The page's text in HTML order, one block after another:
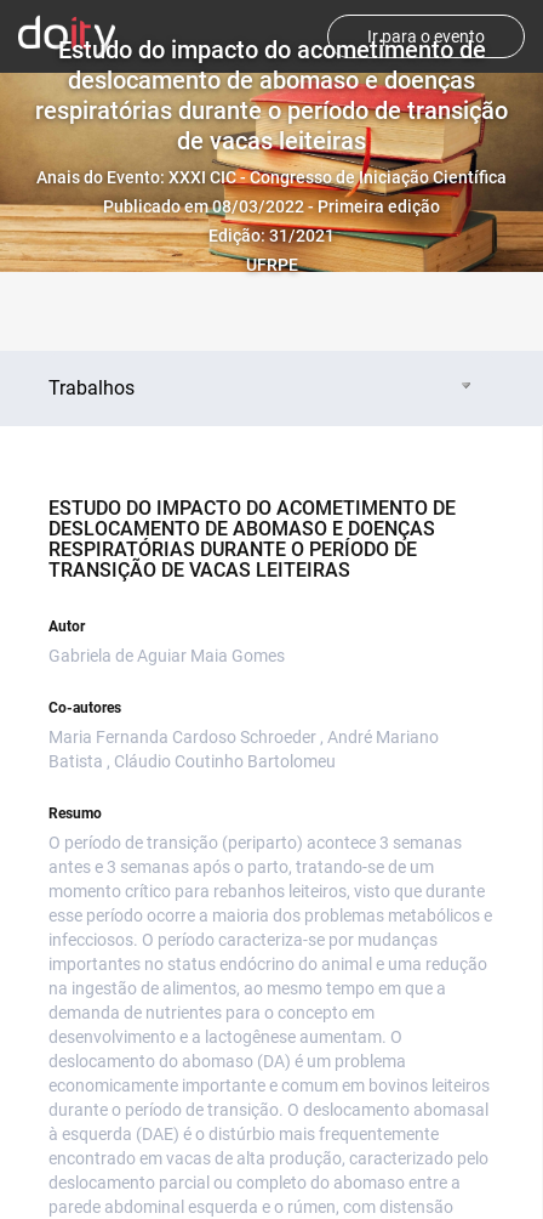
Ir para o evento
Estudo do impacto do acometimento de
deslocamento de abomaso e doenças
respiratórias durante o período de transição
de vacas leiteiras
Anais do Evento: XXXI CIC - Congresso de Iniciação Científica
Publicado em 08/03/2022 - Primeira edição
Edição: 31/2021
UFRPE
Trabalhos
ESTUDO DO IMPACTO DO ACOMETIMENTO DE
DESLOCAMENTO DE ABOMASO E DOENÇAS
RESPIRATÓRIAS DURANTE O PERÍODO DE
TRANSIÇÃO DE VACAS LEITEIRAS
Autor
Gabriela de Aguiar Maia Gomes
Co-autores
Maria Fernanda Cardoso Schroeder , André Mariano
Batista , Cláudio Coutinho Bartolomeu
Resumo
O período de transição (periparto) acontece 3 semanas
antes e 3 semanas após o parto, tratando-se de um
momento crítico para rebanhos leiteiros, visto que durante
esse período ocorre a maioria dos problemas metabólicos e
infecciosos. O período caracteriza-se por mudanças
importantes no status endócrino do animal e uma redução
na ingestão de alimentos, ao mesmo tempo em que a
demanda de nutrientes para o concepto em
desenvolvimento e a lactogênese aumentam. O
deslocamento do abomaso (DA) é um problema
economicamente importante e comum em bovinos leiteiros
durante o período de transição. O deslocamento abomasal
à esquerda (DAE) é o distúrbio mais frequentemente
encontrado em vacas de alta produção, caracterizado pelo
deslocamento parcial ou completo do abomaso entre a
parede abdominal esquerda e o rúmen, com distensão